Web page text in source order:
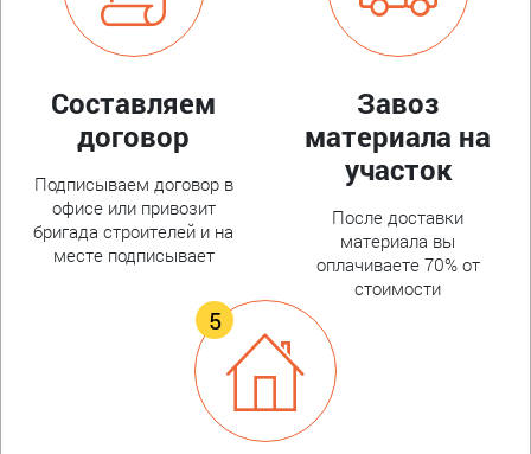
Составляем
договор
Подписываем договор в
офисе или привозит
бригада строителей и на
месте подписывает
Завоз
материала на
участок
После доставки
материала вы
оплачиваете 70% от
стоимости